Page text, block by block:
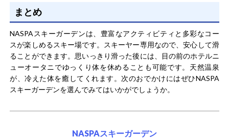
まとめ
NASPAスキーガーデンは、豊富なアクティビティと多彩なコー
スが楽しめるスキー場です。スキーヤー専用なので、安心して滑
ることができます。思いっきり滑った後には、目の前のホテルニ
ューオータニでゆっくり体を休めることも可能です。天然温泉
が、冷えた体を癒してくれます。次のおでかけにはぜひNASPA
スキーガーデンを選んでみてはいかがでしょうか。
NASPAスキーガーデン